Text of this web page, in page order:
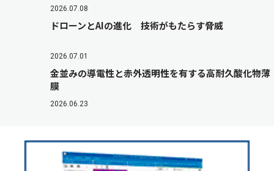
2026.07.08
ドローンとAIの進化 技術がもたらす脅威
2026.07.01
金並みの導電性と赤外透明性を有する高耐久酸化物薄
膜
2026.06.23